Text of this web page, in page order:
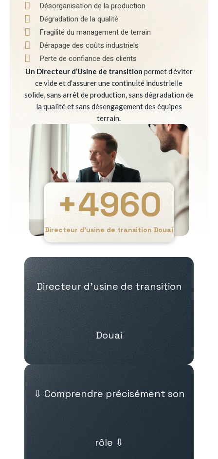
Désorganisation de la production
Dégradation de la qualité
Fragilité du management de terrain
Dérapage des coûts industriels
Perte de confiance des clients
Un Directeur d’Usine de transition permet d’éviter
ce vide et d’assurer une continuité industrielle
solide, sans arrêt de production, sans dégradation de
la qualité et sans désengagement des équipes
terrain.
Directeur d’usine de transition Douai
+4960
Directeur d’usine de transition
Douai
⇩ Comprendre précisément son
rôle ⇩